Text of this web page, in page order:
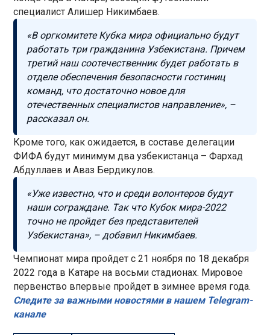
специалист Алишер Никимбаев.
«В оргкомитете Кубка мира официально будут
работать три гражданина Узбекистана. Причем
третий наш соотечественник будет работать в
отделе обеспечения безопасности гостиниц
команд, что достаточно новое для
отечественных специалистов направление», –
рассказал он.
Кроме того, как ожидается, в составе делегации
ФИФА будут минимум два узбекистанца – Фархад
Абдуллаев и Аваз Бердикулов.
«Уже известно, что и среди волонтеров будут
наши сограждане. Так что Кубок мира-2022
точно не пройдет без представителей
Узбекистана», – добавил Никимбаев.
Чемпионат мира пройдет с 21 ноября по 18 декабря
2022 года в Катаре на восьми стадионах. Мировое
первенство впервые пройдет в зимнее время года.
Следите за важными новостями в нашем Telegram-
канале